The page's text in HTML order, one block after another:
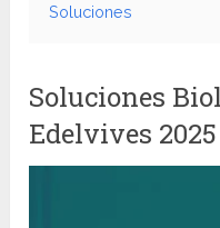
Soluciones
Soluciones
Edelvives